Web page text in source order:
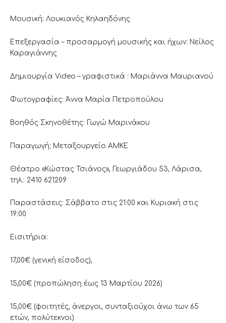
Μουσική: Λουκιανός Κηλαηδόνης
Επεξεργασία – προσαρμογή μουσικής και ήχων: Νείλος
Καραγιάννης
Δημιουργία Video – γραφιστικά : Μαριάννα Μαυριανού
Φωτογραφίες: Άννα Μαρία Πετροπούλου
Βοηθός Σκηνοθέτης: Γωγώ Μαρινάκου
Παραγωγή: Μεταξουργείο ΑΜΚΕ
Θέατρο «Κώστας Τσιάνος», Γεωργιάδου 53, Λάρισα,
τηλ.: 2410 621209
Παραστάσεις: Σάββατο στις 21:00 και Κυριακή στις
19:00
Εισιτήρια:
17,00€ (γενική είσοδος),
15,00€ (προπώληση έως 13 Μαρτίου 2026)
15,00€ (φοιτητές, άνεργοι, συνταξιούχοι άνω των 65
ετών, πολύτεκνοι)